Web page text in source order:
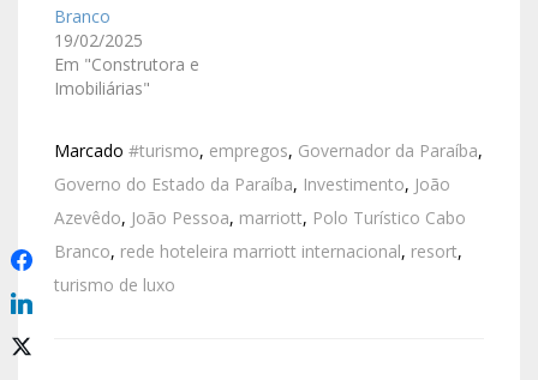
Branco
19/02/2025
Em "Construtora e
Imobiliárias"
Marcado #turismo, empregos, Governador da Paraíba,
Governo do Estado da Paraíba, Investimento, João
Azevêdo, João Pessoa, marriott, Polo Turístico Cabo
Branco, rede hoteleira marriott internacional, resort,
turismo de luxo